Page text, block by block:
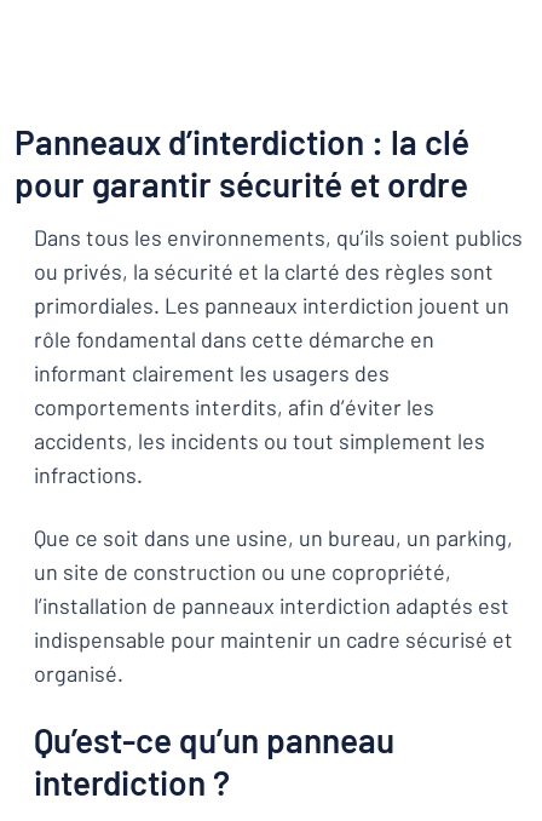
Panneaux d’interdiction : la clé
pour garantir sécurité et ordre
Dans tous les environnements, qu’ils soient publics
ou privés, la sécurité et la clarté des règles sont
primordiales. Les panneaux interdiction jouent un
rôle fondamental dans cette démarche en
informant clairement les usagers des
comportements interdits, afin d’éviter les
accidents, les incidents ou tout simplement les
infractions.
Que ce soit dans une usine, un bureau, un parking,
un site de construction ou une copropriété,
l’installation de panneaux interdiction adaptés est
indispensable pour maintenir un cadre sécurisé et
organisé.
Qu’est-ce qu’un panneau
interdiction ?